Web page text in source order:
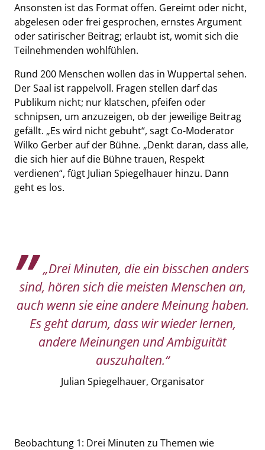
Ansonsten ist das Format offen. Gereimt oder nicht,
abgelesen oder frei gesprochen, ernstes Argument
oder satirischer Beitrag; erlaubt ist, womit sich die
Teilnehmenden wohlfühlen.
Rund 200 Menschen wollen das in Wuppertal sehen.
Der Saal ist rappelvoll. Fragen stellen darf das
Publikum nicht; nur klatschen, pfeifen oder
schnipsen, um anzuzeigen, ob der jeweilige Beitrag
gefällt. „Es wird nicht gebuht“, sagt Co-Moderator
Wilko Gerber auf der Bühne. „Denkt daran, dass alle,
die sich hier auf die Bühne trauen, Respekt
verdienen“, fügt Julian Spiegelhauer hinzu. Dann
geht es los.
„Drei Minuten, die ein bisschen anders
sind, hören sich die meisten Menschen an,
auch wenn sie eine andere Meinung haben.
Es geht darum, dass wir wieder lernen,
andere Meinungen und Ambiguität
auszuhalten.“
Julian Spiegelhauer, Organisator
Beobachtung 1: Drei Minuten zu Themen wie